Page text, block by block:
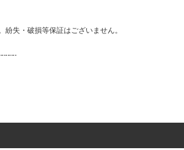
紛失・破損等保証はございません。